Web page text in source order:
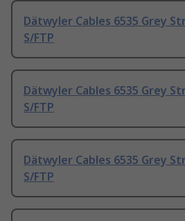
Dätwyler Cables 6535 Grey
S/FTP
Dätwyler Cables 6535 Grey
S/FTP
Dätwyler Cables 6535 Grey
S/FTP